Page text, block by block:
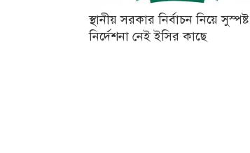
স্থানীয় সরকার নির্বাচন নিয়ে সুস্পষ্ট
নির্দেশনা নেই ইসির কাছে